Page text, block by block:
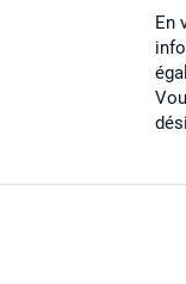
En